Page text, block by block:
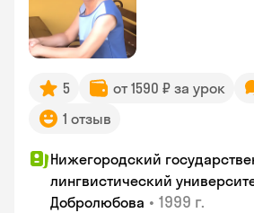
5 от 1590 ₽ за урок
1 отзыв
Нижегородский
лингвистический
Добролюбова • 1999 г.